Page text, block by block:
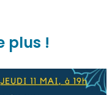
plus !